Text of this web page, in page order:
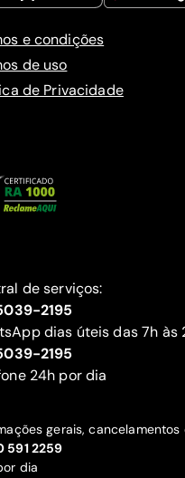
e condições
de uso
de Privacidade
de serviços:
2195
dias úteis das 7h às
2195
24h por dia
gerais, cancelamentos
591 2259
dia